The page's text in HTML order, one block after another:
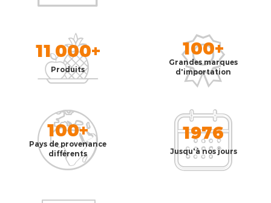
11 000+
Produits
100+
Grandes marques
d'importation
100+
Pays de provenance
différents
1976
Jusqu'à nos jours